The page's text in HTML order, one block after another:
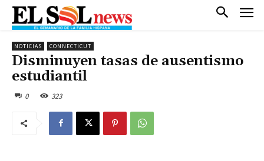
NOTICIAS CONNECTICUT
Disminuyen tasas de ausentismo
estudiantil
0 323